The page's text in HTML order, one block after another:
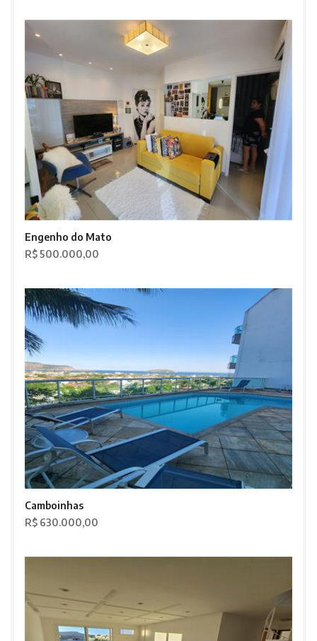
Engenho do Mato
R$ 500.000,00
Camboinhas
R$ 630.000,00